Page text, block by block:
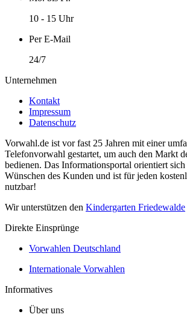
10 - 15 Uhr
Per E-Mail
24/7
Unternehmen
Kontakt
Impressum
Datenschutz
Vorwahl.de ist vor fast 25 Jahren mit einer
Telefonvorwahl gestartet, um auch den Markt
bedienen. Das Informationsportal orientiert sich
Wünschen des Kunden und ist für jeden
nutzbar!
Wir unterstützen den Kindergarten Friedewalde
Direkte Einsprünge
Vorwahlen Deutschland
Internationale Vorwahlen
Informatives
Über uns